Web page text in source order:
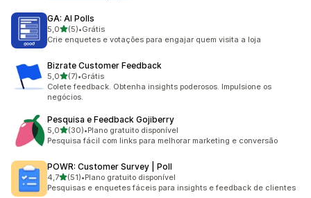
GA: AI Polls
5,0de 5 estrelas
(5)
5 avaliações ao todo
•Grátis
Crie enquetes e votações para engajar quem visita a loja
Bizrate Customer Feedback
5,0de 5 estrelas
(7)
7 avaliações ao todo
•Grátis
Colete feedback. Obtenha insights poderosos. Impulsione os
negócios.
Pesquisa e Feedback Gojiberry
5,0de 5 estrelas
(30)
30 avaliações ao todo
•Plano gratuito disponível
Pesquisa fácil com links para melhorar marketing e conversão
POWR: Customer Survey | Poll
4,7de 5 estrelas
(51)
51 avaliações ao todo
•Plano gratuito disponível
Pesquisas e enquetes fáceis para insights e feedback de clientes